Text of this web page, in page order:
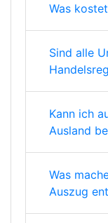
Was
Sind alle
Kann ich
Ausland
Was
Auszug